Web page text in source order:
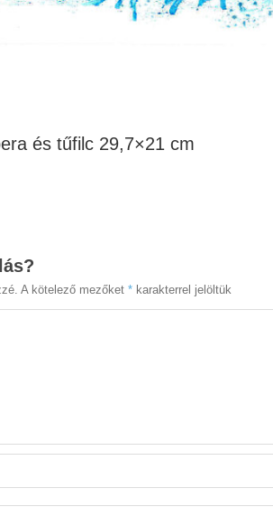
és tűfilc 29,7×21 cm
A kötelező mezőket * karakterrel jelöltük